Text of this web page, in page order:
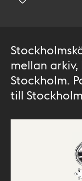
mellan
Stockholm.
till